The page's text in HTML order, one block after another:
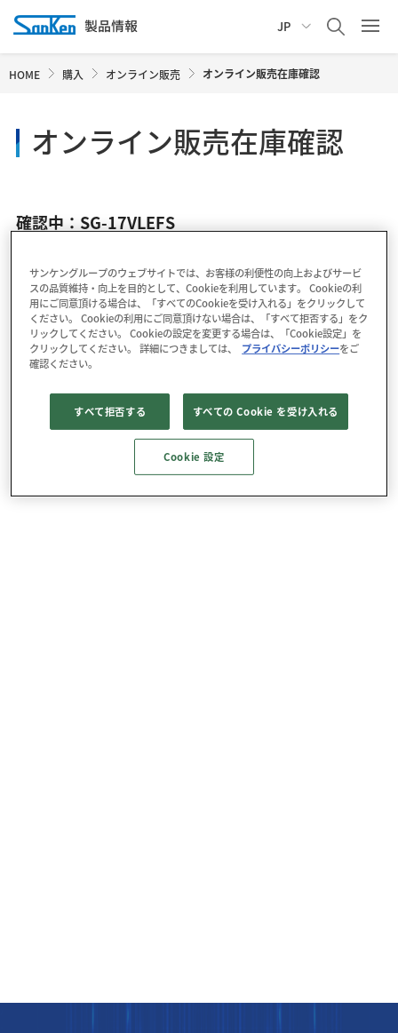
JP
HOME 購入 オンライン販売 オンライン販売在庫確認
オンライン販売在庫確認
確認中：SG-17VLEFS
サンケングループのウェブサイトでは、お客様の利便性の向上およびサービ
スの品質維持・向上を目的として、Cookieを利用しています。 Cookieの利
用にご同意頂ける場合は、「すべてのCookieを受け入れる」をクリックして
ください。 Cookieの利用にご同意頂けない場合は、「すべて拒否する」をク
リックしてください。 Cookieの設定を変更する場合は、「Cookie設定」を
クリックしてください。 詳細につきましては、
プライバシーポリシーをご
確認ください。
すべて拒否する すべての Cookie を受け入れる
Cookie 設定